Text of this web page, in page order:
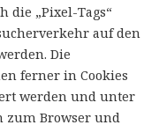
die „Pixel-Tags“
auf den
Die
ferner in Cookies
werden und unter
zum Browser und